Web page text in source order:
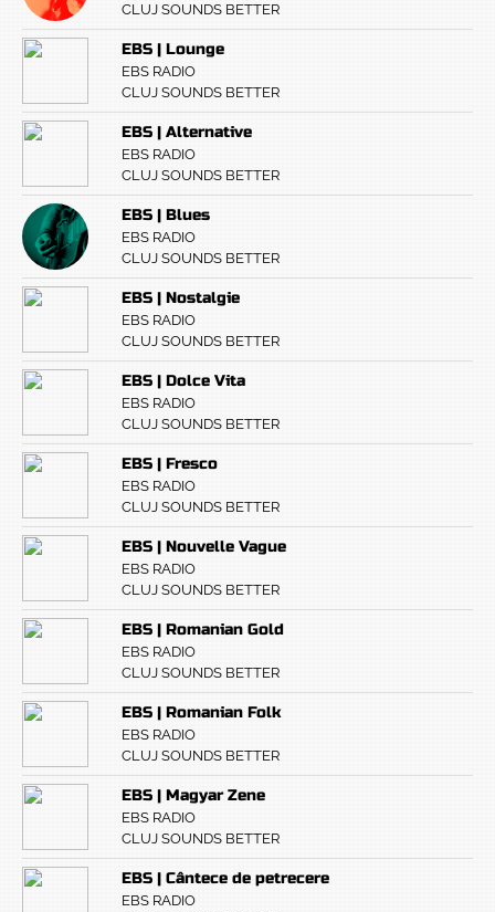
CLUJ SOUNDS BETTER
EBS | Lounge
EBS RADIO
CLUJ SOUNDS BETTER
EBS | Alternative
EBS RADIO
CLUJ SOUNDS BETTER
EBS | Blues
EBS RADIO
CLUJ SOUNDS BETTER
EBS | Nostalgie
EBS RADIO
CLUJ SOUNDS BETTER
EBS | Dolce Vita
EBS RADIO
CLUJ SOUNDS BETTER
EBS | Fresco
EBS RADIO
CLUJ SOUNDS BETTER
EBS | Nouvelle Vague
EBS RADIO
CLUJ SOUNDS BETTER
EBS | Romanian Gold
EBS RADIO
CLUJ SOUNDS BETTER
EBS | Romanian Folk
EBS RADIO
CLUJ SOUNDS BETTER
EBS | Magyar Zene
EBS RADIO
CLUJ SOUNDS BETTER
EBS | Cântece de petrecere
EBS RADIO